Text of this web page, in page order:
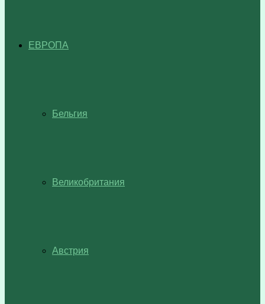
ЕВРОПА
Бельгия
Великобритания
Австрия